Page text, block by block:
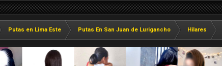
Putas en Lima Este Putas En San Juan de Lurigancho Hilares